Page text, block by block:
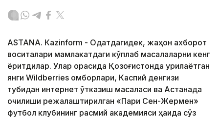
ASTANА. Кazinform - Одатдагидек, жаҳон ахборот
воситалари мамлакатдаги кўплаб масалаларни кенг
ёритдилар. Улар орасида Қозоғистонда қурилаётган
янги Wildberries омборлари, Каспий денгизи
тубидан интернет ўтказиш масаласи ва Астанада
очилиши режалаштирилган «Пари Сен-Жермен»
футбол клубининг расмий академияси ҳақида сўз